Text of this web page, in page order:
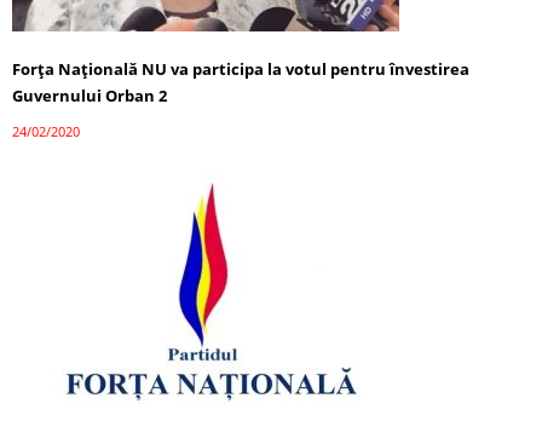
Forța Națională NU va participa la votul pentru învestirea
Guvernului Orban 2
24/02/2020